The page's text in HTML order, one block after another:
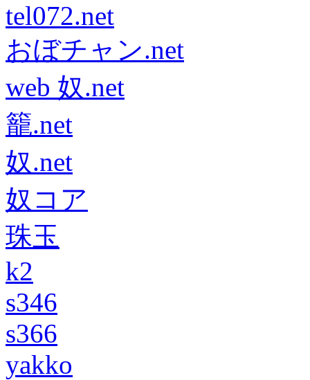
tel072.net
おぼチャン.net
web 奴.net
籠.net
奴.net
奴コア
珠玉
k2
s346
s366
yakko